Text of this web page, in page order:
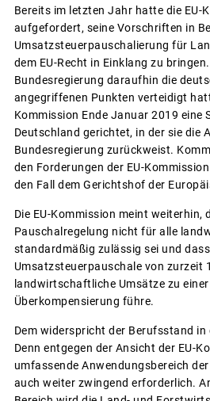
Bereits im letzten Jahr hatte die EU-
aufgefordert, seine Vorschriften in
Umsatzsteuerpauschalierung für
dem EU-Recht in Einklang zu
Bundesregierung daraufhin die
angegriffenen Punkten verteidigt
Kommission Ende Januar 2019 eine
Deutschland gerichtet, in der sie die
Bundesregierung zurückweist.
den Forderungen der EU-
den Fall dem Gerichtshof der
Die EU-Kommission meint weiterhin,
Pauschalregelung nicht für alle
standardmäßig zulässig sei und
Umsatzsteuerpauschale von zurzeit
landwirtschaftliche Umsätze zu
Überkompensierung führe.
Dem widerspricht der Berufsstand in
Denn entgegen der Ansicht der EU-
umfassende Anwendungsbereich
auch weiter zwingend erforderlich.